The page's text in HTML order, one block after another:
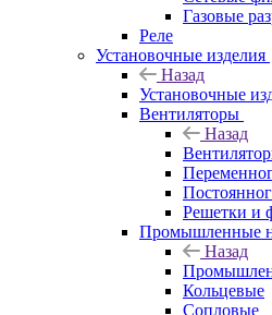
Газовые
Реле
Установочные изделия
Назад
Установочные
Вентиляторы
Назад
Решетки и
Промышленные
Назад
Кольцевые
Сопловые